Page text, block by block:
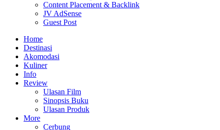
Content Placement & Backlink
JV AdSense
Guest Post
Home
Destinasi
Akomodasi
Kuliner
Info
Review
Ulasan Film
Sinopsis Buku
Ulasan Produk
More
Cerbung